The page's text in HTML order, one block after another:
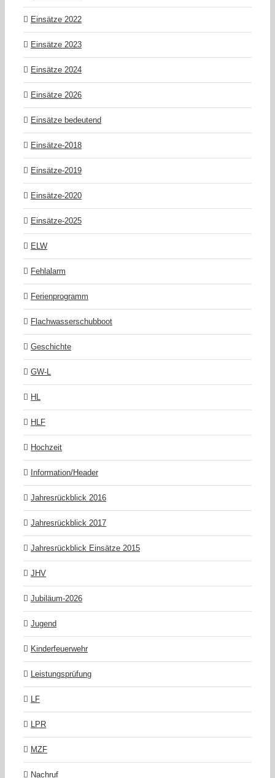
Einsätze 2022
Einsätze 2023
Einsätze 2024
Einsätze 2026
Einsätze bedeutend
Einsätze-2018
Einsätze-2019
Einsätze-2020
Einsätze-2025
ELW
Fehlalarm
Ferienprogramm
Flachwasserschubboot
Geschichte
GW-L
HL
HLF
Hochzeit
Information/Header
Jahresrückblick 2016
Jahresrückblick 2017
Jahresrückblick Einsätze 2015
JHV
Jubiläum-2026
Jugend
Kinderfeuerwehr
Leistungsprüfung
LF
LPR
MZF
Nachruf